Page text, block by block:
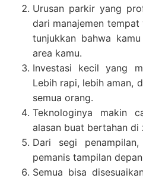
Urusan parkir yang
dari manajemen
tunjukkan bahwa
area kamu.
Investasi kecil yang
Lebih rapi, lebih aman,
semua orang.
Teknologinya makin
alasan buat bertahan di
Dari segi
pemanis tampilan
Semua bisa